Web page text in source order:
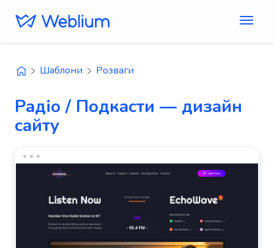
Шаблони Розваги
Радіо / Подкасти — дизайн
сайту